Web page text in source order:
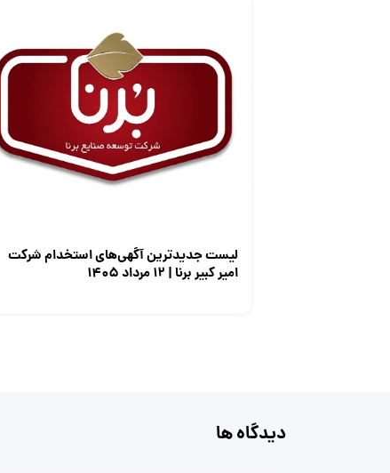
لیست جدیدترین آگهی‌های استخدام شرکت
امیر کبیر برنا | ۱۲ مرداد ۱۴۰۵
دیدگاه ها